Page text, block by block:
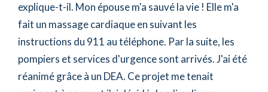
explique-t-il. Mon épouse m'a sauvé la vie ! Elle m'a
fait un massage cardiaque en suivant les
instructions du 911 au téléphone. Par la suite, les
pompiers et services d'urgence sont arrivés. J'ai été
réanimé grâce à un DEA. Ce projet me tenait